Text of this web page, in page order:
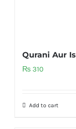
Qurani Aur
₨ 310
Add to cart